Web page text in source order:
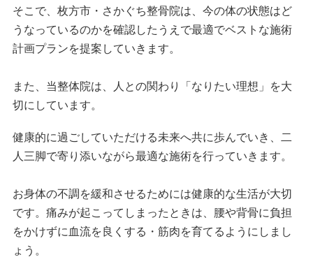
そこで、枚方市・さかぐち整骨院は、今の体の状態はど
うなっているのかを確認したうえで最適でベストな施術
計画プランを提案していきます。
また、当整体院は、人との関わり「なりたい理想」を大
切にしています。
健康的に過ごしていただける未来へ共に歩んでいき、二
人三脚で寄り添いながら最適な施術を行っていきます。
お身体の不調を緩和させるためには健康的な生活が大切
です。痛みが起こってしまったときは、腰や背骨に負担
をかけずに血流を良くする・筋肉を育てるようにしまし
ょう。